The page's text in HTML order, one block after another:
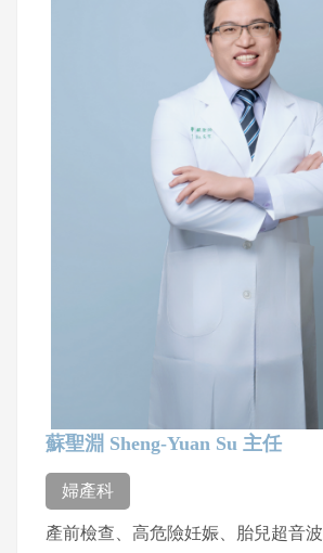
蘇聖淵 Sheng-Yuan Su 主任
婦產科
產前檢查、高危險妊娠、胎兒超音波